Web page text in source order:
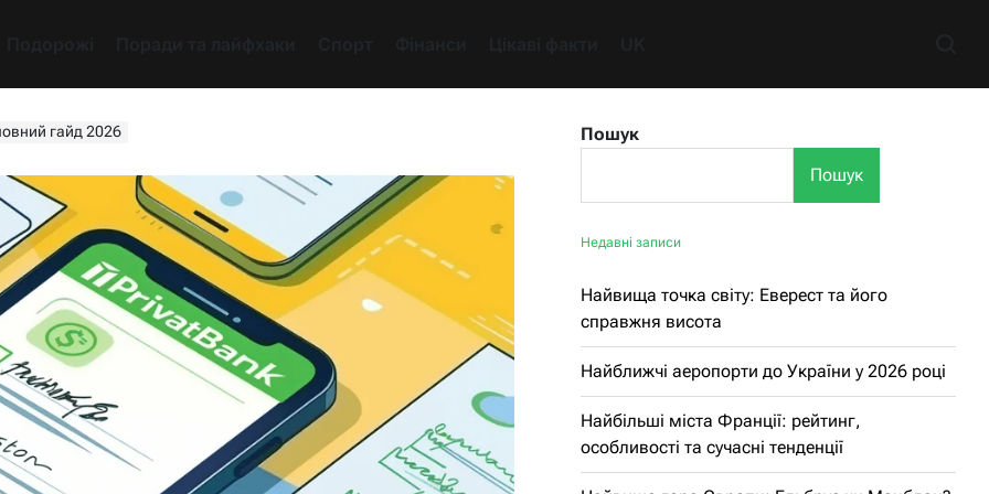
гайд 2026
Пошук
Пошук
Недавні записи
Найвища точка світу: Еверест та його
справжня висота
Найближчі аеропорти до України у 2026 році
Найбільші міста Франції: рейтинг,
особливості та сучасні тенденції